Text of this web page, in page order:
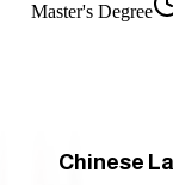
Master's Degree
Chinese